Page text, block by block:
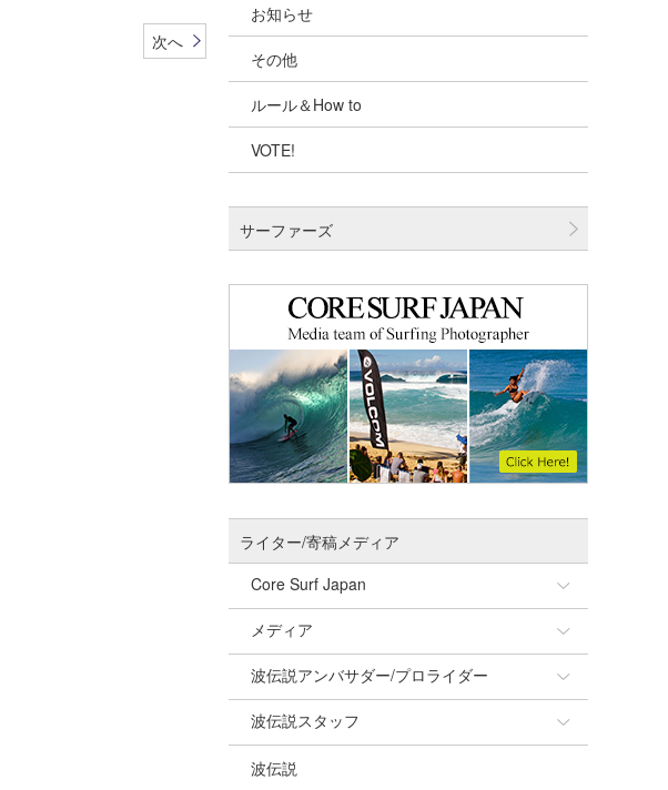
次へ
湘南
千葉北
伊豆
千葉南
四国
沖縄
お知らせ
その他
ルール＆How to
VOTE!
サーファーズ
ライター/寄稿メディア
Core Surf Japan
Naoya Kimoto
mitsuteru Kamio
Yasunari Inoue
Yoshiyuki Obata
メディア
SURFMEDIA
Colors MAGAZINE
WAVAL
波伝説アンバサダー/プロライダー
福島寿実子
中浦“JET”章
波伝説スタッフ
☆加藤
波伝説